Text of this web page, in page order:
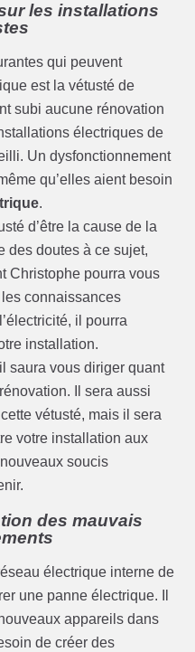
les installations
qui peuvent
est la vétusté de
subi aucune rénovation
électriques de
Un dysfonctionnement
qu’elles aient besoin
.
d’être la cause de la
des doutes à ce sujet,
Christophe pourra vous
les connaissances
il pourra
installation.
saura vous diriger quant
Il sera aussi
vétusté, mais il sera
votre installation aux
soucis
des mauvais
électrique interne de
une panne électrique. Il
appareils dans
de créer des